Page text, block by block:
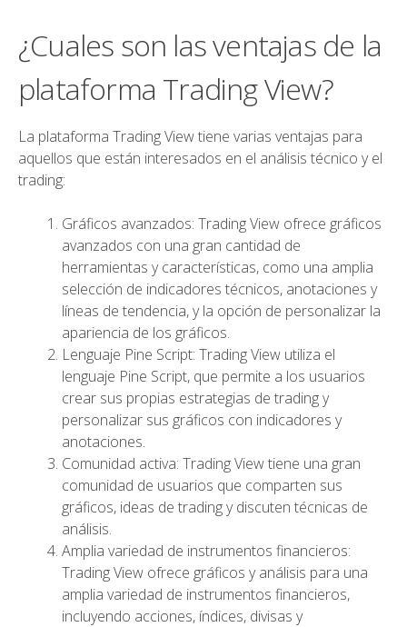
¿Cuales son las ventajas de la
plataforma Trading View?
La plataforma Trading View tiene varias ventajas para
aquellos que están interesados ​​en el análisis técnico y el
trading:
Gráficos avanzados: Trading View ofrece gráficos
avanzados con una gran cantidad de
herramientas y características, como una amplia
selección de indicadores técnicos, anotaciones y
líneas de tendencia, y la opción de personalizar la
apariencia de los gráficos.
Lenguaje Pine Script: Trading View utiliza el
lenguaje Pine Script, que permite a los usuarios
crear sus propias estrategias de trading y
personalizar sus gráficos con indicadores y
anotaciones.
Comunidad activa: Trading View tiene una gran
comunidad de usuarios que comparten sus
gráficos, ideas de trading y discuten técnicas de
análisis.
Amplia variedad de instrumentos financieros:
Trading View ofrece gráficos y análisis para una
amplia variedad de instrumentos financieros,
incluyendo acciones, índices, divisas y